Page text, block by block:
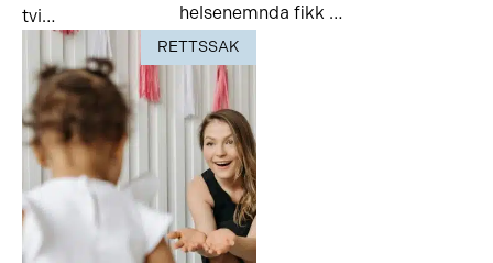
tvi…
helsenemnda fikk …
RETTSSAK